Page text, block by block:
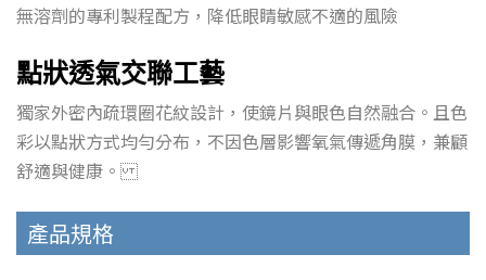
無溶劑的專利製程配方，降低眼睛敏感不適的風險
點狀透氣交聯工藝
獨家外密內疏環圈花紋設計，使鏡片與眼色自然融合。且色
彩以點狀方式均勻分布，不因色層影響氧氣傳遞角膜，兼顧
舒適與健康。
產品規格